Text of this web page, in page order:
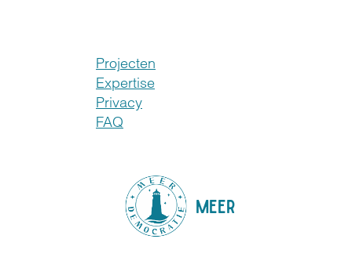
Projecten
Expertise
Privacy
FAQ
MEER